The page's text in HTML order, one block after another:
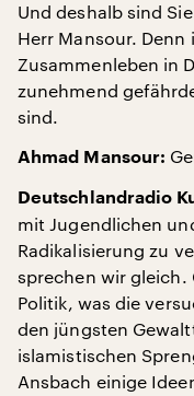
Und deshalb sind
Herr Mansour.
Zusammenleben in
zunehmend
sind.
Ahmad Mansour:
Deutschlandradio
mit Jugendlichen
Radikalisierung zu
sprechen wir gleich.
Politik, was die
den jüngsten
islamistischen
Ansbach einige